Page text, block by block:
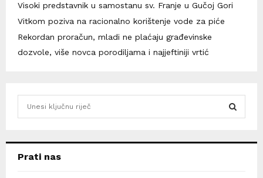
Visoki predstavnik u samostanu sv. Franje u Gučoj Gori
Vitkom poziva na racionalno korištenje vode za piće
Rekordan proračun, mladi ne plaćaju građevinske
dozvole, više novca porodiljama i najjeftiniji vrtić
hPrati nas